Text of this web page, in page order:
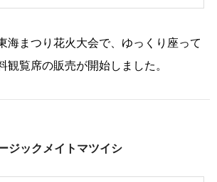
海まつり花火大会で、ゆっくり座って
観覧席の販売が開始しました。
ジックメイトマツイシ